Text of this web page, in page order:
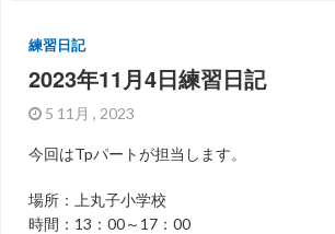
練習日記
2023年11月4日練習日記
5 11月 , 2023
今回はTpパートが担当します。
場所：上丸子小学校
時間：13：00～17：00